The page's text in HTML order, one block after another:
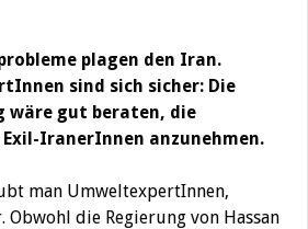
plagen den Iran.
sind sich sicher: Die
wäre gut beraten, die
IranerInnen anzunehmen.
man UmweltexpertInnen,
Obwohl die Regierung von Hassan